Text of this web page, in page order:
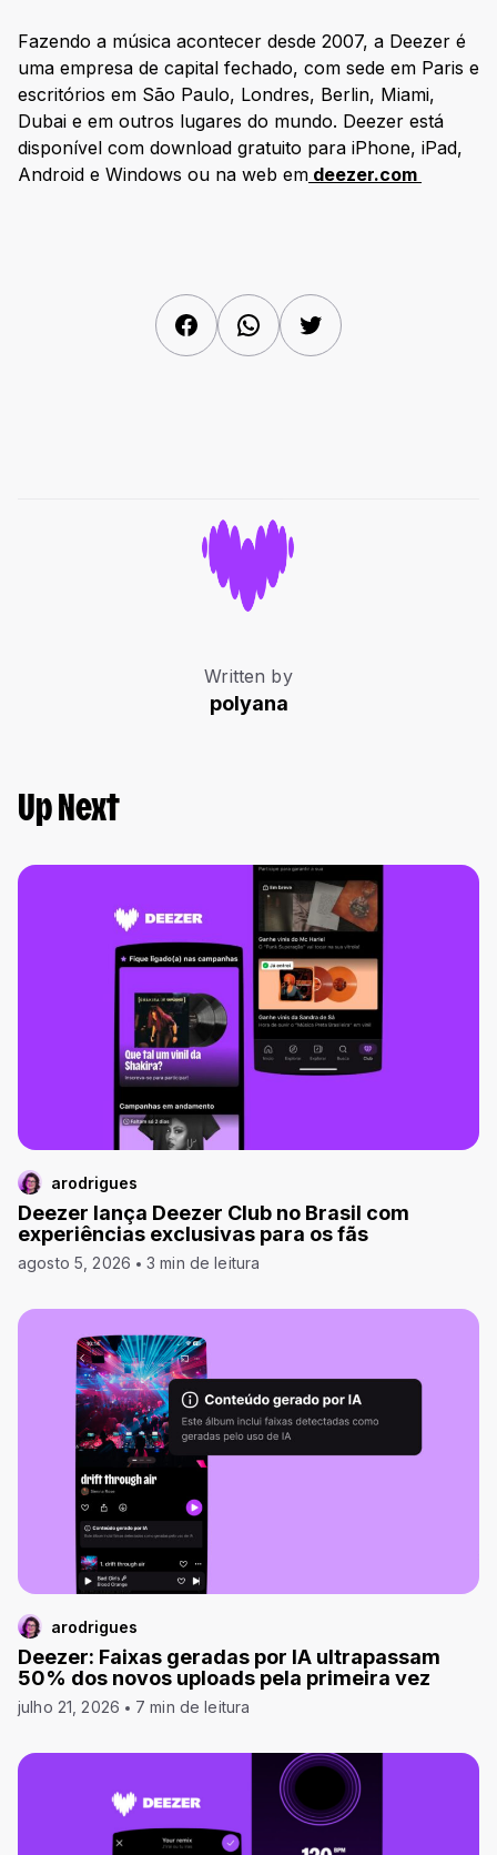
Fazendo a música acontecer desde 2007, a Deezer é
uma empresa de capital fechado, com sede em Paris e
escritórios em São Paulo, Londres, Berlin, Miami,
Dubai e em outros lugares do mundo. Deezer está
disponível com download gratuito para iPhone, iPad,
Android e Windows ou na web em deezer.com
FacebookWhatsAppTwitter
Written by
polyana
Up Next
arodrigues
Deezer lança Deezer Club no Brasil com
experiências exclusivas para os fãs
agosto 5, 2026 3 min de leitura
arodrigues
Deezer: Faixas geradas por IA ultrapassam
50% dos novos uploads pela primeira vez
julho 21, 2026 7 min de leitura